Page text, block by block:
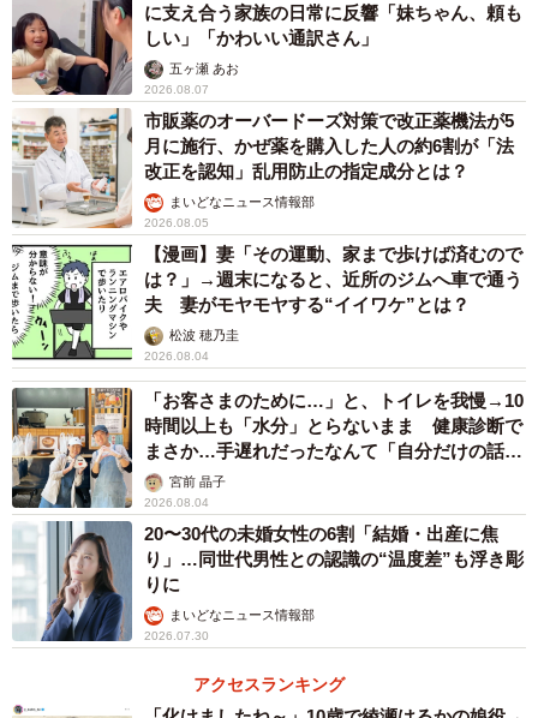
に支え合う家族の日常に反響「妹ちゃん、頼も
しい」「かわいい通訳さん」
五ヶ瀬 あお
2026.08.07
市販薬のオーバードーズ対策で改正薬機法が5
月に施行、かぜ薬を購入した人の約6割が「法
改正を認知」乱用防止の指定成分とは？
まいどなニュース情報部
2026.08.05
【漫画】妻「その運動、家まで歩けば済むので
は？」→週末になると、近所のジムへ車で通う
夫 妻がモヤモヤする“イイワケ”とは？
松波 穂乃圭
2026.08.04
「お客さまのために…」と、トイレを我慢→10
時間以上も「水分」とらないまま 健康診断で
まさか…手遅れだったなんて「自分だけの話で
はなく、日本中で起きている問題では？」
宮前 晶子
2026.08.04
20〜30代の未婚女性の6割「結婚・出産に焦
り」…同世代男性との認識の“温度差”も浮き彫
りに
まいどなニュース情報部
2026.07.30
アクセスランキング